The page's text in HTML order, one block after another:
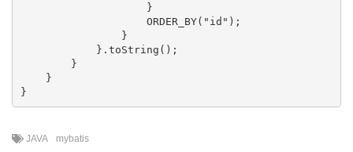
                    }
                    ORDER_BY("id");
                }
            }.toString();
        }
    }
JAVA mybatis